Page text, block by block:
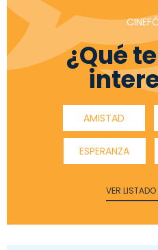
¿Qué
AMISTAD
ESPERANZA
VER